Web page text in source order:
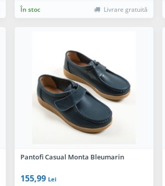
În stoc Livrare gratuită
Pantofi Casual Monta Bleumarin
155,99 Lei